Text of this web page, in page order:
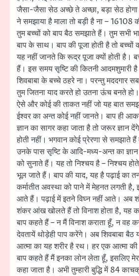
जैसा-जैसा सेठ अच्छे ते अच्छा, बड़ा सेठ होगा
ने समझाया है माला तो बड़ी है ना – 16108
तुम बच्चों को बाप बैठ समझाते हैं। तुम सभी
बाप के साथ। बाप की पूजा होती है तो बच्चों
यह नहीं जानते कि रूद्र पूजा क्यों होती है।
हैं। इस समय सृष्टि की कितनी आदमशुमारी
शिवबाबा के बच्चे ठहरे ना। परन्तु मददगार
तुम जितना याद करते हो उतना ऊंच बनते
ऐसे और कोई की ताकत नहीं जो यह बात
ईश्वर का अन्त कोई नहीं जानते। बाप ही
ज्ञान का सागर कहा जाता है तो जरूर ज्ञान
होती नहीं। भगवान कोई प्रेरणा से समझाते
उनके पास सृष्टि के आदि-मध्य-अन्त का
को सुनाते हैं। यह तो निश्चय है – निश्चय होते
भूल जाते हैं। बाप की याद, यह है पढ़ाई का
कर्मातीत अवस्था को पाने में मेहनत लगती है,
आते हैं। पढ़ाई में इतने विघ्न नहीं आते। अब
शंकर आंख खोलते हैं तो विनाश होता है, यह
बाप कहते हैं – न मैं विनाश कराता हूँ, न वह
देवतायें थोड़ेही पाप करेंगे। अब शिवबाबा बैठ
आत्मा का यह शरीर है रथ। हर एक आत्मा
बाप कहते हैं मैं इनका लोन लेता हूँ, इसलिए
कहा जाता है। अभी तुम्हारी बुद्धि में 84